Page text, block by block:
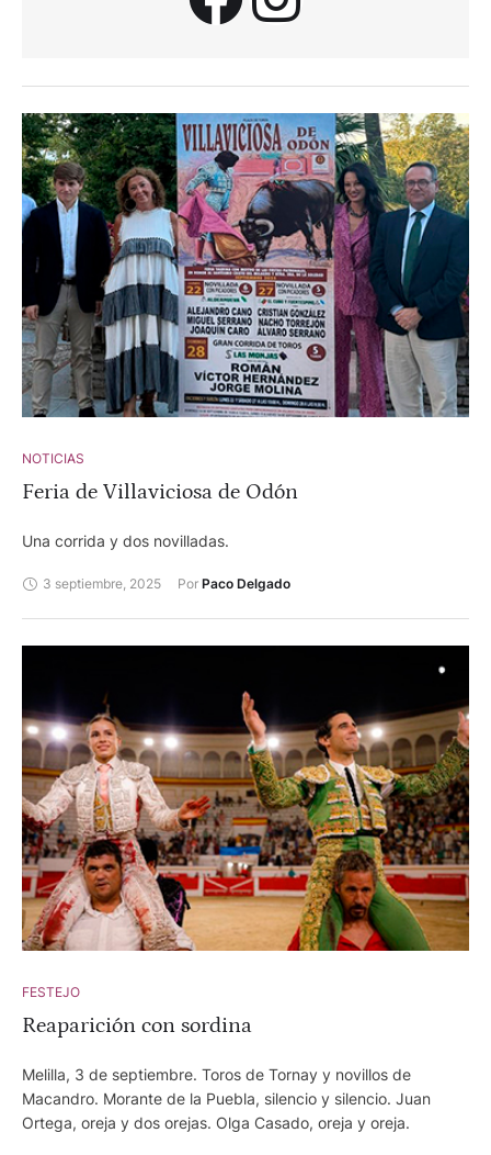
NOTICIAS
Feria de Villaviciosa de Odón
Una corrida y dos novilladas.
3 septiembre, 2025 Por Paco Delgado
FESTEJO
Reaparición con sordina
Melilla, 3 de septiembre. Toros de Tornay y novillos de
Macandro. Morante de la Puebla, silencio y silencio. Juan
Ortega, oreja y dos orejas. Olga Casado, oreja y oreja.